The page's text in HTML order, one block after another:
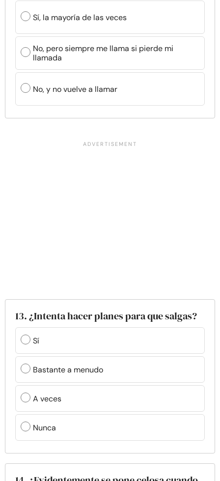
Sí, la mayoría de las veces
No, pero siempre me llama si pierde mi
llamada
No, y no vuelve a llamar
13. ¿Intenta hacer planes para que salgas?
Sí
Bastante a menudo
A veces
Nunca